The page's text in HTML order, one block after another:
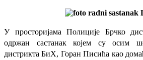
У просторијама Полиције Брчко
одржан састанак којем су осим
дистрикта БиХ, Горан Писића као